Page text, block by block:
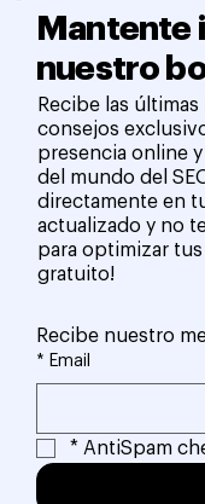
Mantente
nuestro
Recibe las
consejos
presencia online
del mundo del
directamente en
actualizado y no
para optimizar
gratuito!
Recibe nuestro
* Email
* AntiSpam